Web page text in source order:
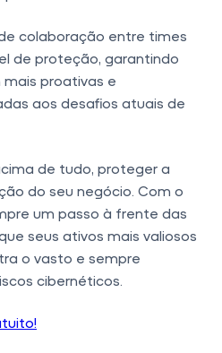
colaboração entre times
de proteção, garantindo
proativas e
aos desafios atuais de
de tudo, proteger a
do seu negócio. Com o
um passo à frente das
seus ativos mais valiosos
o vasto e sempre
cibernéticos.